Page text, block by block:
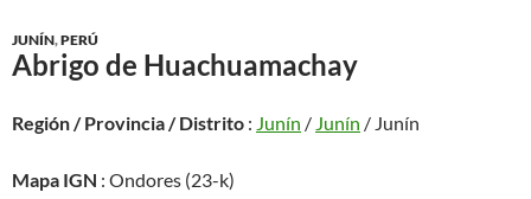
JUNÍN,PERÚ
Abrigo de Huachuamachay
Región / Provincia / Distrito : Junín / Junín / Junín
Mapa IGN : Ondores (23-k)